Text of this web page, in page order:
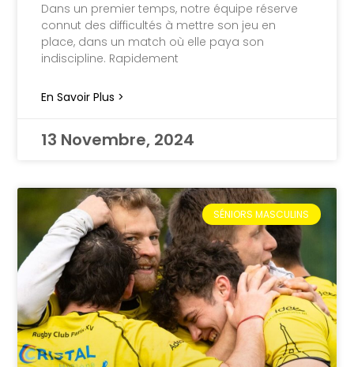
Dans un premier temps, notre équipe réserve
connut des difficultés à mettre son jeu en
place, dans un match où elle paya son
indiscipline. Rapidement
En Savoir Plus >
13 Novembre, 2024
SÉNIORS MASCULINS